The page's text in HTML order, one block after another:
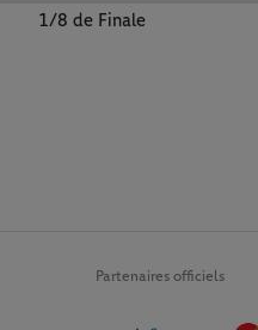
1/8 de Finale
Partenaires officiels